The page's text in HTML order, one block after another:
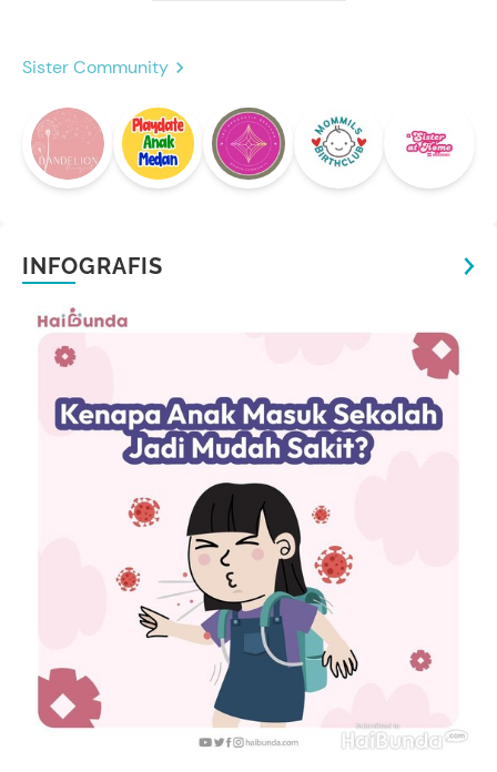
Sister Community
INFOGRAFIS